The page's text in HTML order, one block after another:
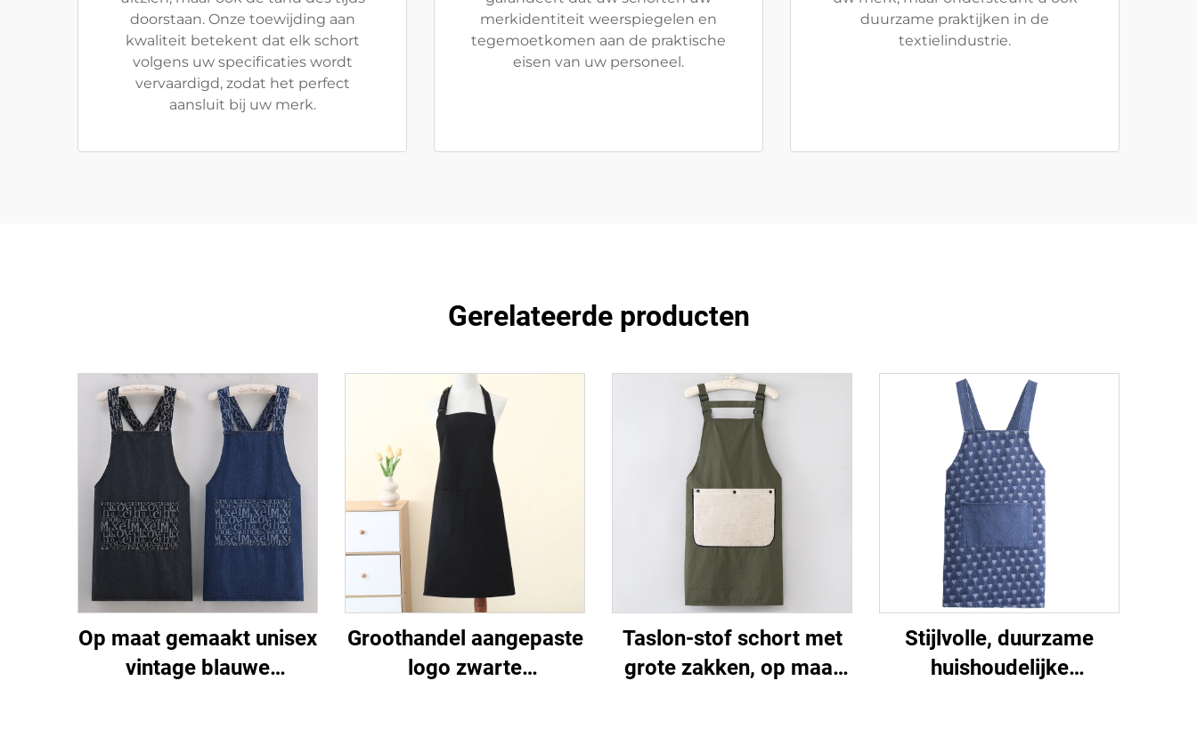
doorstaan. Onze toewijding aan
kwaliteit betekent dat elk schort
volgens uw specificaties wordt
vervaardigd, zodat het perfect
aansluit bij uw merk.
merkidentiteit weerspiegelen en
tegemoetkomen aan de praktische
eisen van uw personeel.
duurzame praktijken in de
textielindustrie.
Gerelateerde producten
Op maat gemaakt unisex
vintage blauwe
Groothandel aangepaste
logo zwarte
Taslon-stof schort met
grote zakken, op maat
Stijlvolle, duurzame
huishoudelijke